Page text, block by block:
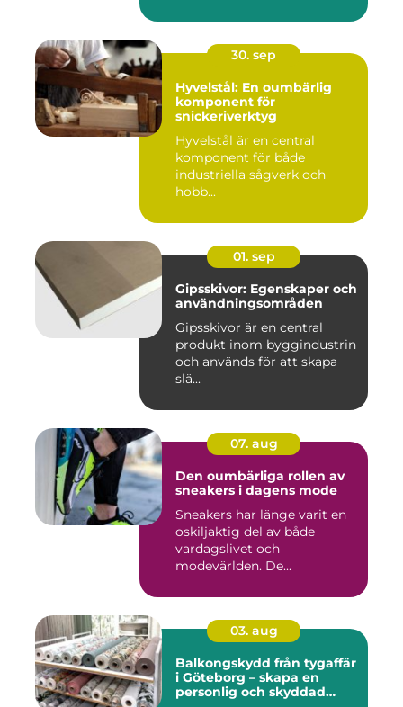
30. sep
Hyvelstål: En oumbärlig
komponent för
snickeriverktyg
Hyvelstål är en central
komponent för både
industriella sågverk och
hobb...
01. sep
Gipsskivor: Egenskaper och
användningsområden
Gipsskivor är en central
produkt inom byggindustrin
och används för att skapa
slä...
07. aug
Den oumbärliga rollen av
sneakers i dagens mode
Sneakers har länge varit en
oskiljaktig del av både
vardagslivet och
modevärlden. De...
03. aug
Balkongskydd från tygaffär
i Göteborg – skapa en
personlig och skyddad